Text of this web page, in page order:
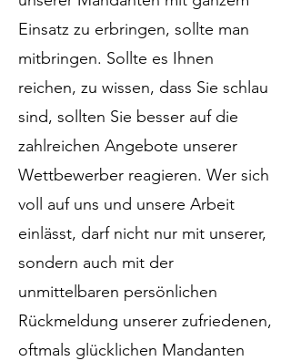
Einsatz zu erbringen, sollte man
mitbringen. Sollte es Ihnen
reichen, zu wissen, dass Sie schlau
sind, sollten Sie besser auf die
zahlreichen Angebote unserer
Wettbewerber reagieren. Wer sich
voll auf uns und unsere Arbeit
einlässt, darf nicht nur mit unserer,
sondern auch mit der
unmittelbaren persönlichen
Rückmeldung unserer zufriedenen,
oftmals glücklichen Mandanten